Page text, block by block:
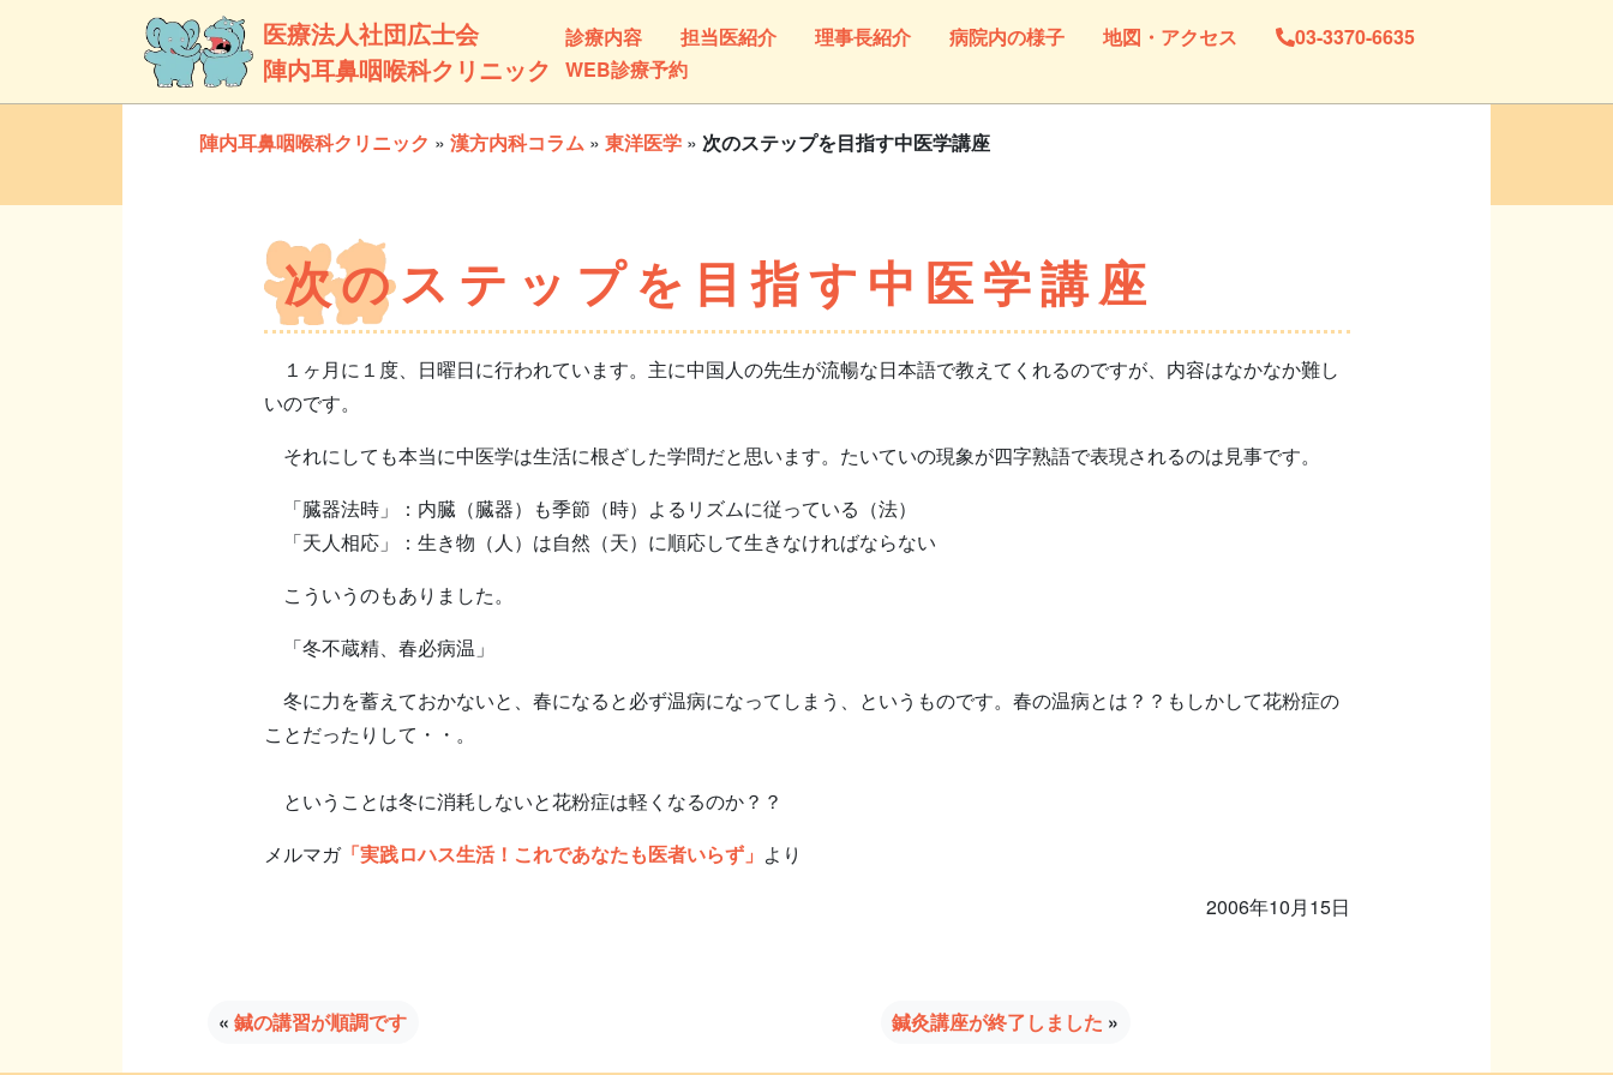
医療法人社団広士会
陣内耳鼻咽喉科クリニック
診療内容 担当医紹介 理事長紹介 病院内の様子 地図・アクセス
03-3370-6635
WEB診療予約
陣内耳鼻咽喉科クリニック » 漢方内科コラム » 東洋医学 » 次のステップを目指す中医学講座
次のステップを目指す中医学講座
１ヶ月に１度、日曜日に行われています。主に中国人の先生が流暢な日本語で教えてくれるのですが、内容はなかなか難し
いのです。
それにしても本当に中医学は生活に根ざした学問だと思います。たいていの現象が四字熟語で表現されるのは見事です。
「臓器法時」：内臓（臓器）も季節（時）よるリズムに従っている（法）
「天人相応」：生き物（人）は自然（天）に順応して生きなければならない
こういうのもありました。
「冬不蔵精、春必病温」
冬に力を蓄えておかないと、春になると必ず温病になってしまう、というものです。春の温病とは？？もしかして花粉症の
ことだったりして・・。
ということは冬に消耗しないと花粉症は軽くなるのか？？
メルマガ「実践ロハス生活！これであなたも医者いらず」 より
2006年10月15日
«鍼の講習が順調です 鍼灸講座が終了しました »